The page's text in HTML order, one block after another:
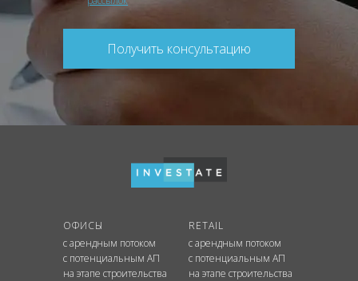
Получить консультацию
ОФИСЫ
с арендным потоком
с потенциальным АП
на этапе строительства
RETAIL
с арендным потоком
с потенциальным АП
на этапе строительства